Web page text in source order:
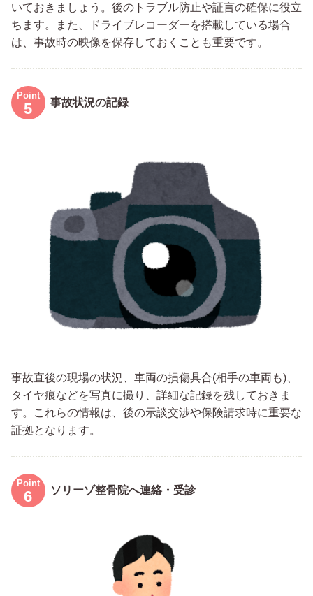
いておきましょう。後のトラブル防止や証言の確保に役立
ちます。また、ドライブレコーダーを搭載している場合
は、事故時の映像を保存しておくことも重要です。
事故状況の記録
事故直後の現場の状況、車両の損傷具合(相手の車両も)、
タイヤ痕などを写真に撮り、詳細な記録を残しておきま
す。これらの情報は、後の示談交渉や保険請求時に重要な
証拠となります。
ソリーゾ整骨院へ連絡・受診